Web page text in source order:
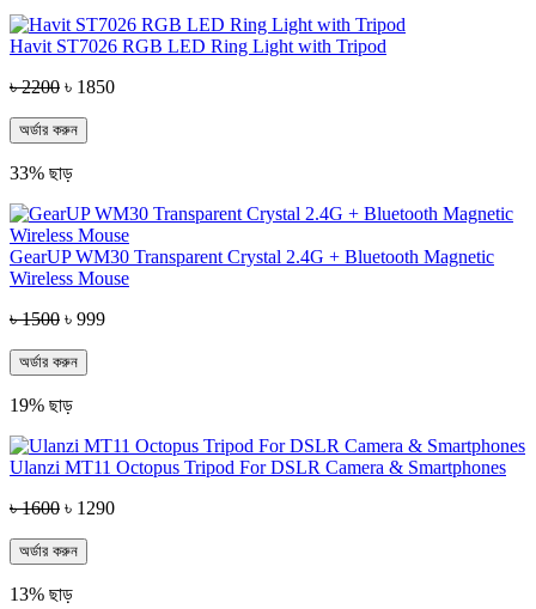
Havit ST7026 RGB LED Ring Light with Tripod
৳ 2200 ৳ 1850
অর্ডার করুন
33% ছাড়
GearUP WM30 Transparent Crystal 2.4G + Bluetooth Magnetic
Wireless Mouse
৳ 1500 ৳ 999
অর্ডার করুন
19% ছাড়
Ulanzi MT11 Octopus Tripod For DSLR Camera & Smartphones
৳ 1600 ৳ 1290
অর্ডার করুন
13% ছাড়